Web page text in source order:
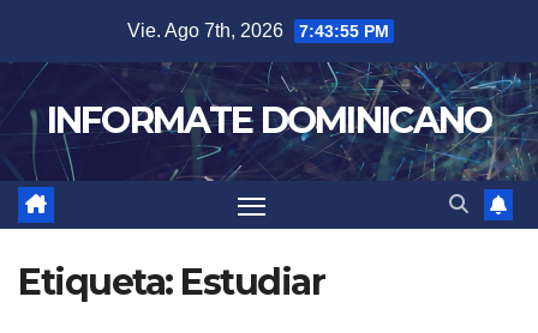
content
Vie. Ago 7th, 2026 7:43:56 PM
INFORMATE DOMINICANO
Etiqueta: Estudiar